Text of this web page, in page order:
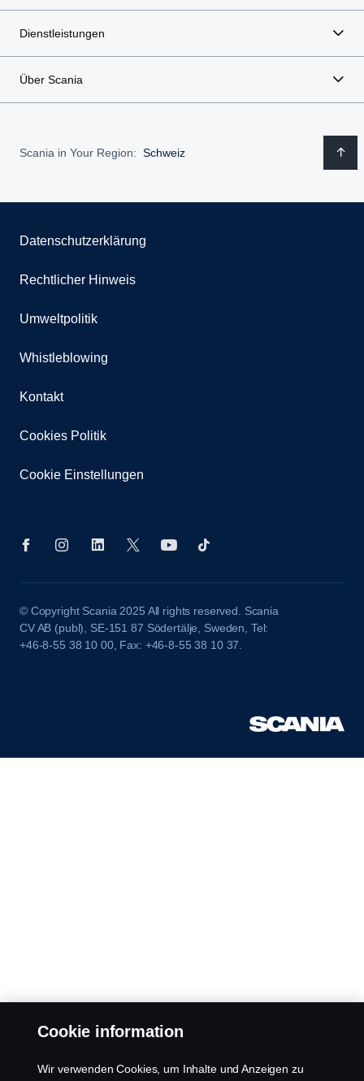
Dienstleistungen
Über Scania
Scania in Your Region: Schweiz
Datenschutzerklärung
Rechtlicher Hinweis
Umweltpolitik
Whistleblowing
Kontakt
Cookies Politik
Cookie Einstellungen
© Copyright Scania 2025 All rights reserved. Scania
CV AB (publ), SE-151 87 Södertälje, Sweden, Tel:
+46-8-55 38 10 00, Fax: +46-8-55 38 10 37.
Cookie information
Wir verwenden Cookies, um Inhalte und Anzeigen zu